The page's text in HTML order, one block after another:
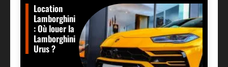
Location
Lamborghini
: Où louer la
Lamborghini
Urus ?